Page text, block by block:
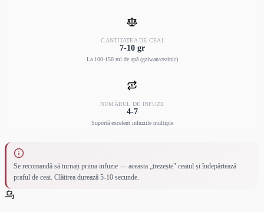
intensitatea gustului dorită. Cu fiecare infuzie, măriți timpul de expunere.
La final, am dori să adăugăm că pentru cei care doresc să experimenteze
întregul spectru de calități gustative ale ceaiului Dan Cong, vă recomandăm
– un autentic ceai oolong chinezesc, care aduce cu sine o
istorie bogată și tradițiile culturii ceaiului.
CANTITATEA DE CEAI
7-10 gr
La 100-150 ml de apă (gaiwan/ceainic)
NUMĂRUL DE INFUZII
4-7
Suportă excelent infuziile multiple
Se recomandă să turnați prima infuzie — aceasta „trezește" ceaiul și îndepărtează
praful de ceai. Clătirea durează 5-10 secunde.
乌